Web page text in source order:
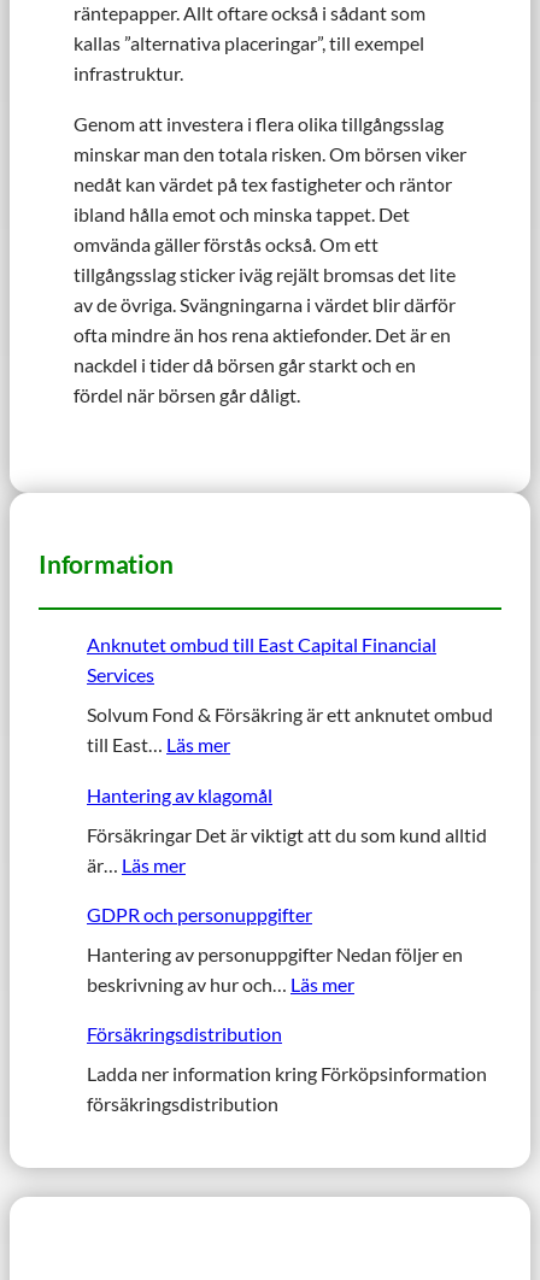
räntepapper. Allt oftare också i sådant som
kallas ”alternativa placeringar”, till exempel
infrastruktur.
Genom att investera i flera olika tillgångsslag
minskar man den totala risken. Om börsen viker
nedåt kan värdet på tex fastigheter och räntor
ibland hålla emot och minska tappet. Det
omvända gäller förstås också. Om ett
tillgångsslag sticker iväg rejält bromsas det lite
av de övriga. Svängningarna i värdet blir därför
ofta mindre än hos rena aktiefonder. Det är en
nackdel i tider då börsen går starkt och en
fördel när börsen går dåligt.
Information
Anknutet ombud till East Capital Financial
Services
Solvum Fond & Försäkring är ett anknutet ombud
till East… Läs mer:
n
k
t
e
t
m
b
u
t
i
Hantering av klagomål
Försäkringar Det är viktigt att du som kund alltid
är… Läs mer:
a
n
t
r
i
n
a
v
GDPR och personuppgifter
Hantering av personuppgifter Nedan följer en
beskrivning av hur och… Läs mer:
P
c
h
Försäkringsdistribution
Ladda ner information kring Förköpsinformation
försäkringsdistribution